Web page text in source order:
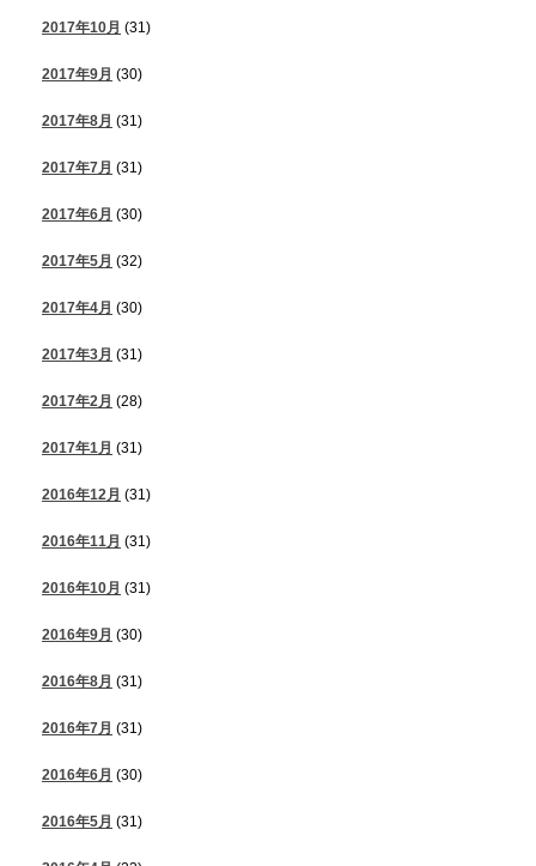
2017年10月 (31)
2017年9月 (30)
2017年8月 (31)
2017年7月 (31)
2017年6月 (30)
2017年5月 (32)
2017年4月 (30)
2017年3月 (31)
2017年2月 (28)
2017年1月 (31)
2016年12月 (31)
2016年11月 (31)
2016年10月 (31)
2016年9月 (30)
2016年8月 (31)
2016年7月 (31)
2016年6月 (30)
2016年5月 (31)